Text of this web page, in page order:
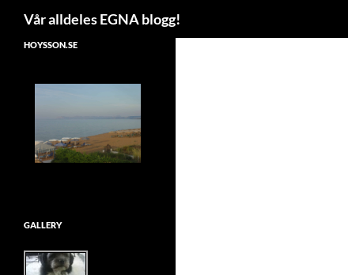
content
Vår alldeles EGNA blogg!
HOYSSON.SE
GALLERY